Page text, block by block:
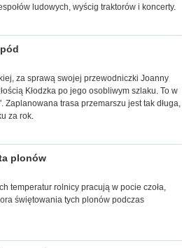
ludowych, wyścig traktorów i koncerty.
za sprawą swojej przewodniczki Joanny
Kłodzka po jego osobliwym szlaku. To w
trasa przemarszu jest tak długa,
za rok.
plonów
temperatur rolnicy pracują w pocie czoła,
świętowania tych plonów podczas